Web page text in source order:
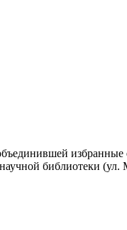
избранные
библиотеки